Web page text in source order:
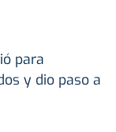
para
y dio paso a